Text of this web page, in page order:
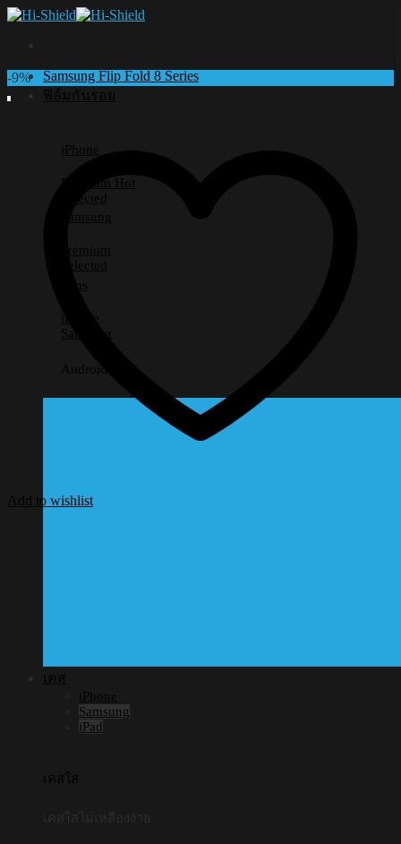
Skip
Samsung Flip Fold 8 Series
ฟิล์มกันรอย
iPhone
Premium
Selected
Samsung
Premium
Selected
Lens
iPhone
Samsung
Android อื่นๆ
เคส
iPhone
Samsung
iPad
เคสใส
-9%
Add to wishlist